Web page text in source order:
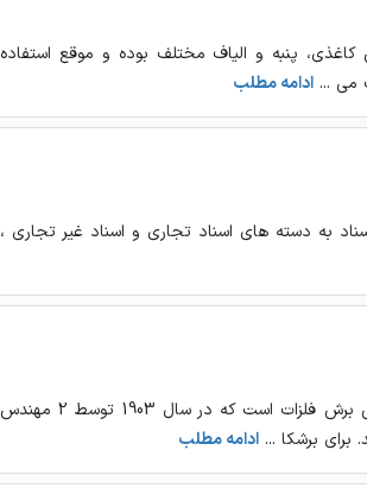
پنبه و الیاف مختلف بوده و موقع استفاده
می ... ادامه مطلب
به دسته های اسناد تجاری و اسناد غیر تجاری ،
برش با دستگاه CNC هوابرش،&nbsp;یکی از روش‌های قدیمی برش فلزات است که در سال 1903 توسط 2 مهندس
ادامه مطلب